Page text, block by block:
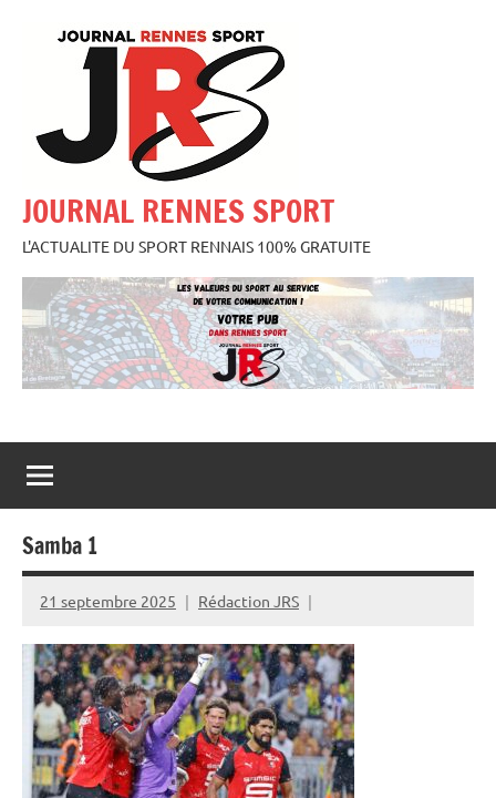
JOURNAL RENNES SPORT
L'ACTUALITE DU SPORT RENNAIS 100% GRATUITE
Samba 1
21 septembre 2025 Rédaction JRS